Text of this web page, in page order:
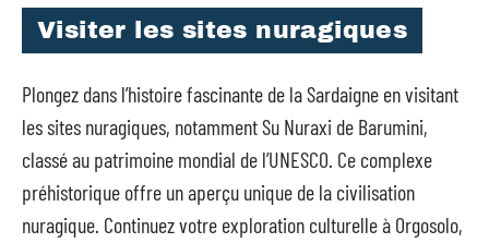
Visiter les sites nuragiques
Plongez dans l’histoire fascinante de la Sardaigne en visitant
les sites nuragiques, notamment Su Nuraxi de Barumini,
classé au patrimoine mondial de l’UNESCO. Ce complexe
préhistorique offre un aperçu unique de la civilisation
nuragique. Continuez votre exploration culturelle à Orgosolo,